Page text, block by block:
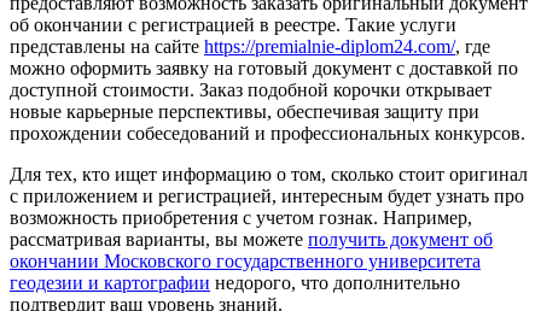
об окончании с регистрацией в реестре. Такие услуги
представлены на сайте https://premialnie-diplom24.com/, где
можно оформить заявку на готовый документ с доставкой по
доступной стоимости. Заказ подобной корочки открывает
новые карьерные перспективы, обеспечивая защиту при
прохождении собеседований и профессиональных конкурсов.
Для тех, кто ищет информацию о том, сколько стоит оригинал
с приложением и регистрацией, интересным будет узнать про
возможность приобретения с учетом гознак. Например,
рассматривая варианты, вы можете получить документ об
окончании Московского государственного университета
геодезии и картографии недорого, что дополнительно
подтвердит ваш уровень знаний.